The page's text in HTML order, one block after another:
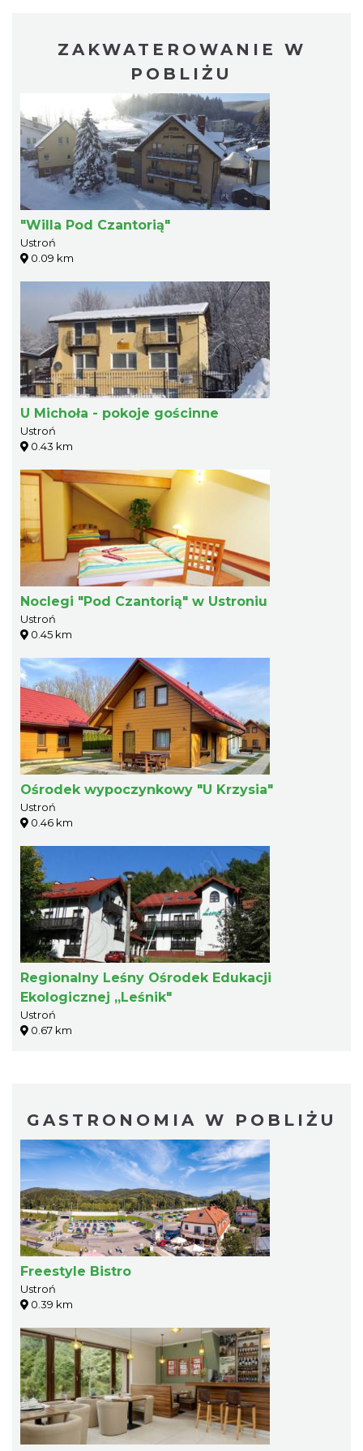
ZAKWATEROWANIE W
POBLIŻU
"Willa Pod Czantorią"
Ustroń
0.09 km
U Michoła - pokoje gościnne
Ustroń
0.43 km
Noclegi "Pod Czantorią" w Ustroniu
Ustroń
0.45 km
Ośrodek wypoczynkowy "U Krzysia"
Ustroń
0.46 km
Regionalny Leśny Ośrodek Edukacji
Ekologicznej „Leśnik"
Ustroń
0.67 km
GASTRONOMIA W POBLIŻU
Freestyle Bistro
Ustroń
0.39 km